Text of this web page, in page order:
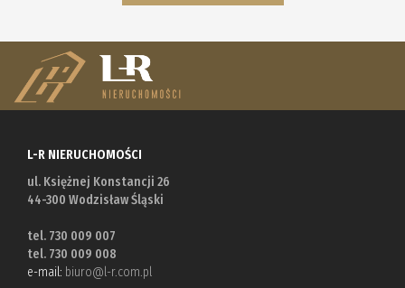
L-R NIERUCHOMOŚCI
ul. Księżnej Konstancji 26
44-300 Wodzisław Śląski
tel. 730 009 007
tel. 730 009 008
e-mail: biuro@l-r.com.pl